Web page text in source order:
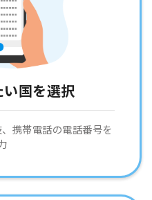
国を選択
携帯電話の電話番号を